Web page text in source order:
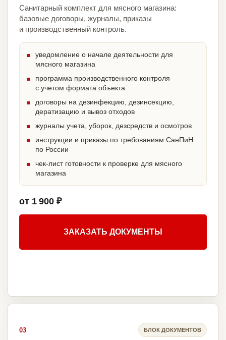
Санитарный комплект для мясного магазина:
базовые договоры, журналы, приказы
и производственный контроль.
уведомление о начале деятельности для
мясного магазина
программа производственного контроля
с учетом формата объекта
договоры на дезинфекцию, дезинсекцию,
дератизацию и вывоз отходов
журналы учета, уборок, дезсредств и осмотров
инструкции и приказы по требованиям СанПиН
по России
чек-лист готовности к проверке для мясного
магазина
от 1 900 ₽
ЗАКАЗАТЬ ДОКУМЕНТЫ
03 БЛОК ДОКУМЕНТОВ